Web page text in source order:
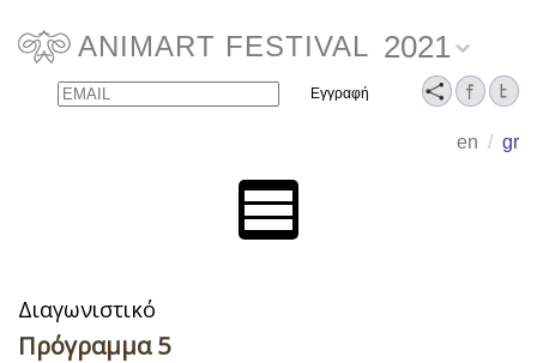
ANIMART FESTIVAL 2021
en / gr
Email Name
Διαγωνιστικό
Πρόγραμμα 5